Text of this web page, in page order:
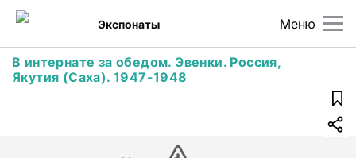
Меню
Экспонаты
В интернате за обедом. Эвенки. Россия,
Якутия (Саха). 1947-1948